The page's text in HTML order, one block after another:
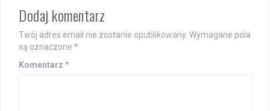
Dodaj komentarz
Twój adres email nie zostanie opublikowany. Wymagane pola
są oznaczone *
Komentarz *